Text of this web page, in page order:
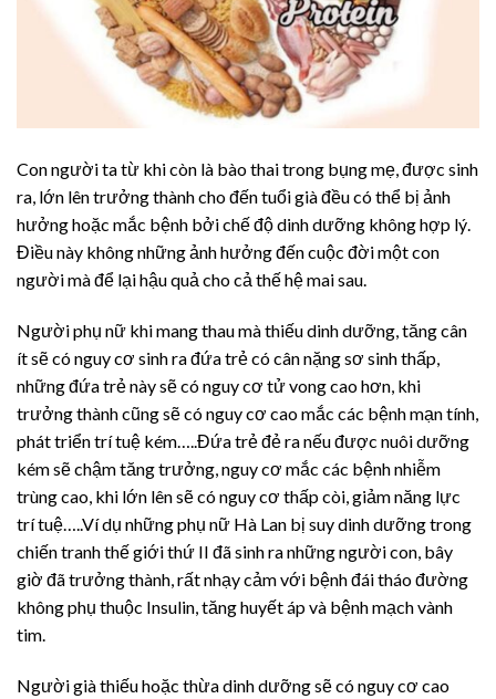
Con người ta từ khi còn là bào thai trong bụng mẹ, được sinh
ra, lớn lên trưởng thành cho đến tuổi già đều có thể bị ảnh
hưởng hoặc mắc bệnh bởi chế độ dinh dưỡng không hợp lý.
Điều này không những ảnh hưởng đến cuộc đời một con
người mà để lại hậu quả cho cả thế hệ mai sau.
Người phụ nữ khi mang thau mà thiếu dinh dưỡng, tăng cân
ít sẽ có nguy cơ sinh ra đứa trẻ có cân nặng sơ sinh thấp,
những đứa trẻ này sẽ có nguy cơ tử vong cao hơn, khi
trưởng thành cũng sẽ có nguy cơ cao mắc các bệnh mạn tính,
phát triển trí tuệ kém…..Đứa trẻ đẻ ra nếu được nuôi dưỡng
kém sẽ chậm tăng trưởng, nguy cơ mắc các bệnh nhiễm
trùng cao, khi lớn lên sẽ có nguy cơ thấp còi, giảm năng lực
trí tuệ…..Ví dụ những phụ nữ Hà Lan bị suy dinh dưỡng trong
chiến tranh thế giới thứ II đã sinh ra những người con, bây
giờ đã trưởng thành, rất nhạy cảm với bệnh đái tháo đường
không phụ thuộc Insulin, tăng huyết áp và bệnh mạch vành
tim.
Người già thiếu hoặc thừa dinh dưỡng sẽ có nguy cơ cao